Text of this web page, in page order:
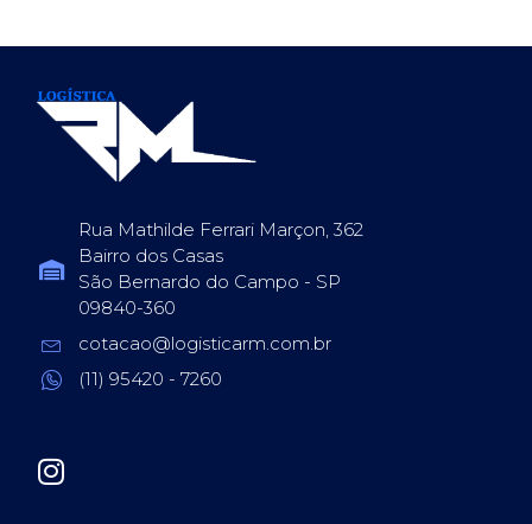
Rua Mathilde Ferrari Marçon, 362
Bairro dos Casas
São Bernardo do Campo - SP
09840-360
cotacao@logisticarm.com.br
(11) 95420 - 7260